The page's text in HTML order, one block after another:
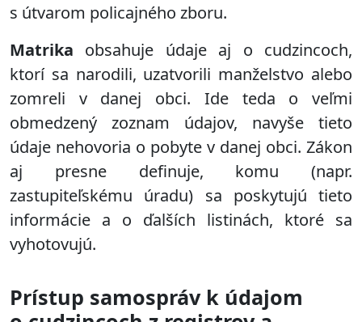
s útvarom policajného zboru.
Matrika obsahuje údaje aj o cudzincoch,
ktorí sa narodili, uzatvorili manželstvo alebo
zomreli v danej obci. Ide teda o veľmi
obmedzený zoznam údajov, navyše tieto
údaje nehovoria o pobyte v danej obci. Zákon
aj presne definuje, komu (napr.
zastupiteľskému úradu) sa poskytujú tieto
informácie a o ďalších listinách, ktoré sa
vyhotovujú.
Prístup samospráv k údajom